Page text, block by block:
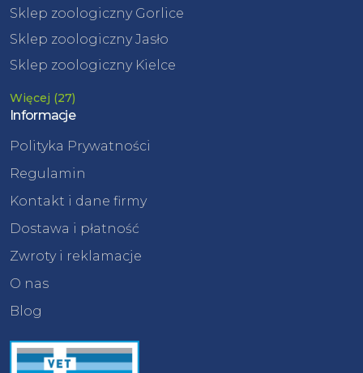
Sklep zoologiczny Gorlice
Sklep zoologiczny Jasło
Sklep zoologiczny Kielce
Więcej (27)
Informacje
Polityka Prywatności
Regulamin
Kontakt i dane firmy
Dostawa i płatność
Zwroty i reklamacje
O nas
Blog